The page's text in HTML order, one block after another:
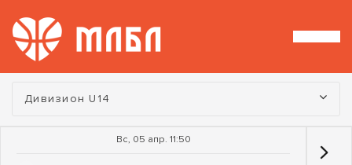
Турнир:
Дивизион U14
Вс, 05 апр. 11:50